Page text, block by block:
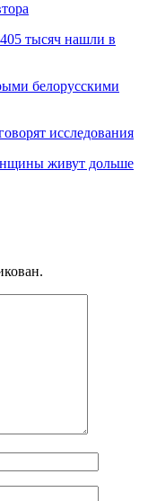
тысяч нашли в
белорусскими
исследования
живут дольше